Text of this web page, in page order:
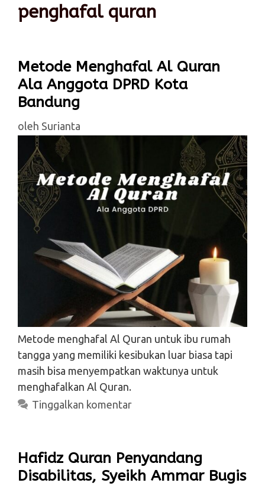
penghafal quran
Metode Menghafal Al Quran
Ala Anggota DPRD Kota
Bandung
oleh Surianta
Metode menghafal Al Quran untuk ibu rumah
tangga yang memiliki kesibukan luar biasa tapi
masih bisa menyempatkan waktunya untuk
menghafalkan Al Quran.
Tinggalkan komentar
Hafidz Quran Penyandang
Disabilitas, Syeikh Ammar Bugis